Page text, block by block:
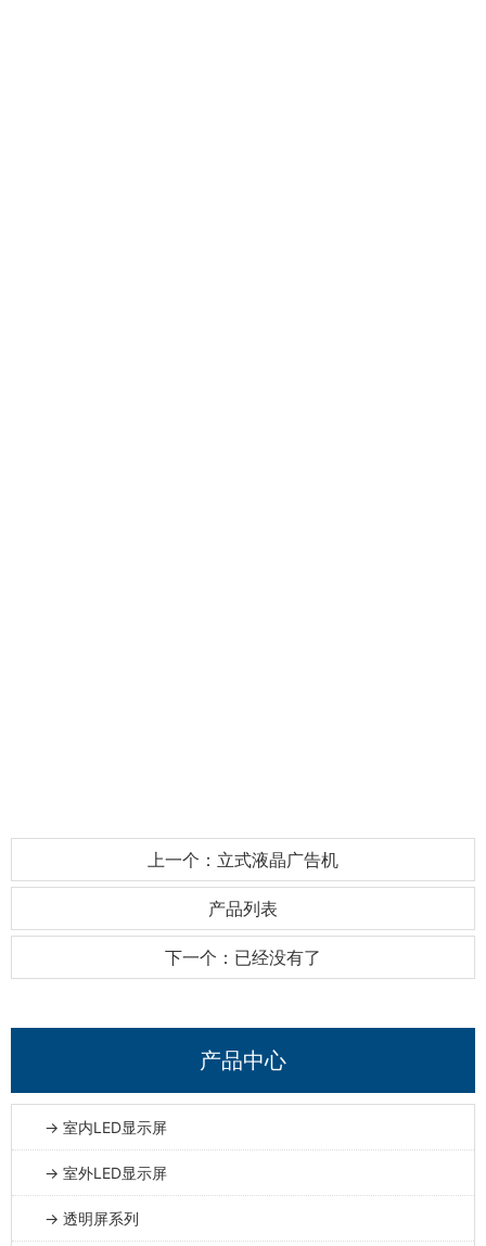
上一个：立式液晶广告机
产品列表
下一个：已经没有了
产品中心
→ 室内LED显示屏
→ 室外LED显示屏
→ 透明屏系列